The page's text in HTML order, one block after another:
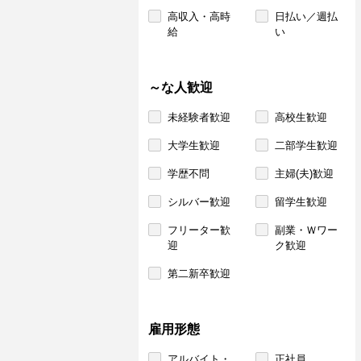
高収入・高時
給
日払い／週払
い
～な人歓迎
未経験者歓迎 高校生歓迎
大学生歓迎 二部学生歓迎
学歴不問 主婦(夫)歓迎
シルバー歓迎 留学生歓迎
フリーター歓
迎
副業・Ｗワー
ク歓迎
第二新卒歓迎
雇用形態